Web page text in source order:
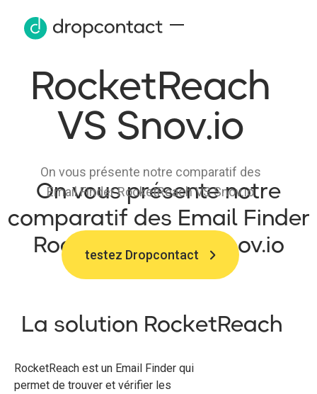
RocketReach
VS Snov.io
On vous présente notre comparatif des
Email Finder RocketReach VS Snov.io
testez Dropcontact
On vous présente notre
comparatif des Email Finder
RocketReach VS Snov.io
La solution RocketReach
RocketReach est un Email Finder qui
permet de trouver et vérifier les